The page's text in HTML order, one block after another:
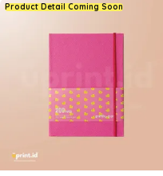
Product Detail Coming Soon